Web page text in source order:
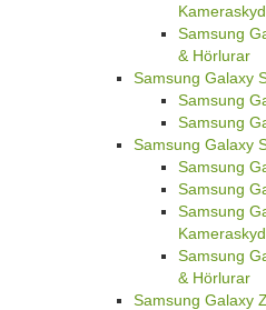
Samsung
& Hörlurar
Samsung Galaxy
Samsung
Samsung
Samsung Galaxy
Samsung
Samsung
Samsung
Samsung
& Hörlurar
Samsung Galaxy